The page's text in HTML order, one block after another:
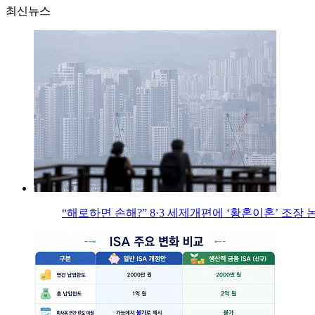
최신뉴스
“해로하면 손해?” 8·3 세제개편에 ‘황혼이혼’ 조장